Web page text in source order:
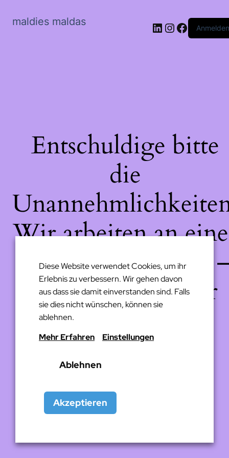
maldies maldas LinkedIn
Instagram
Anmelden
Entschuldige bitte
die
Wir arbeiten an
großartigen Sache
schau bald wieder
Diese Website verwendet Cookies, um ihr
Erlebnis zu verbessern. Wir gehen davon
aus dass sie damit einverstanden sind. Falls
sie dies nicht wünschen, können sie
ablehnen.
Mehr Erfahren
Einstellungen
Ablehnen
Akzeptieren